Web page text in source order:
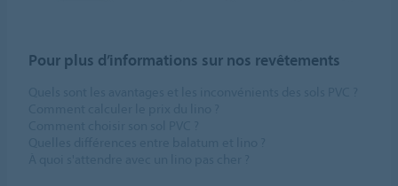
Pour plus d’informations sur nos revêtements